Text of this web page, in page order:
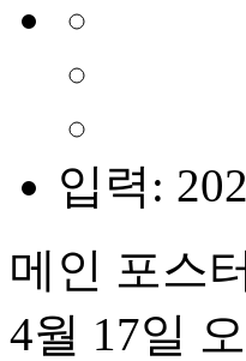
입력:
메인 포스
4월 17일